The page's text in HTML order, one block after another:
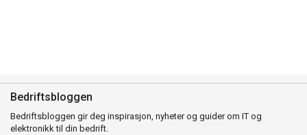
Bedriftsbloggen
Bedriftsbloggen gir deg inspirasjon, nyheter og guider om IT og
elektronikk til din bedrift.